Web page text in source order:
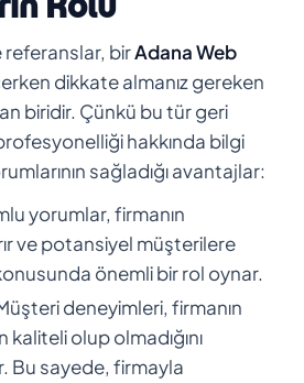
referanslar, birAdana Web
dikkate almanız gereken
biridir. Çünkü bu tür geri
hakkında bilgi
sağladığı avantajlar:
yorumlar, firmanın
ve potansiyel müşterilere
önemli bir rol oynar.
deneyimleri, firmanın
olup olmadığını
Bu sayede, firmayla